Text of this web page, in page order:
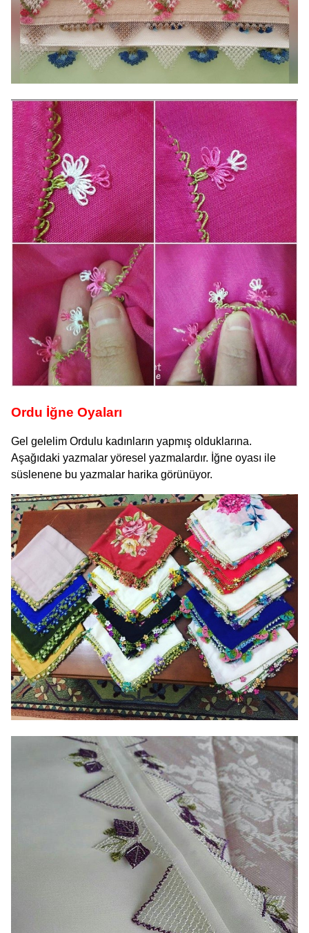
Ordu İğne Oyaları
Gel gelelim Ordulu kadınların yapmış olduklarına.
Aşağıdaki yazmalar yöresel yazmalardır. İğne oyası ile
süslenene bu yazmalar harika görünüyor.